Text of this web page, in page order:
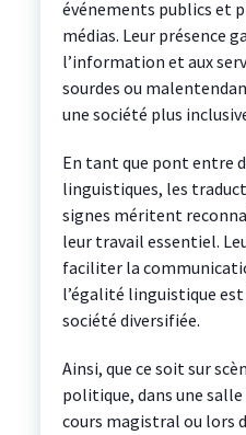
événements publics et
médias. Leur présence
l’information et aux
sourdes ou
une société plus
En tant que pont entre
linguistiques, les
signes méritent
leur travail essentiel.
faciliter la
l’égalité linguistique
société diversifiée.
Ainsi, que ce soit sur
politique, dans une
cours magistral ou lors